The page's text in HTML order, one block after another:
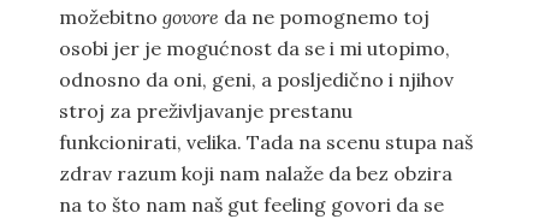
možebitnogovore da ne pomognemo toj
osobi jer je mogućnost da se i mi utopimo,
odnosno da oni, geni, a posljedično i njihov
stroj za preživljavanje prestanu
funkcionirati, velika. Tada na scenu stupa naš
zdrav razum koji nam nalaže da bez obzira
na to što nam naš gut feeling govori da se